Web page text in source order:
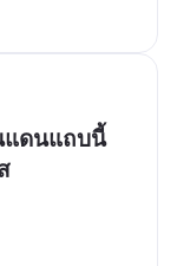
แดนแถบนี้